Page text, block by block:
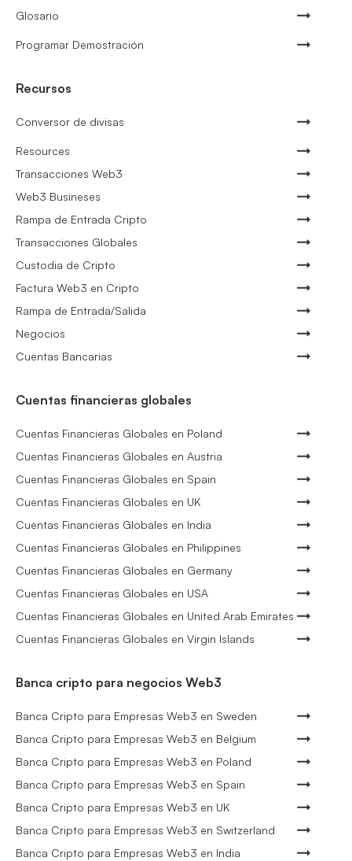
Glosario
Programar Demostración
Recursos
Conversor de divisas
Resources
Transacciones Web3
Web3 Busineses
Rampa de Entrada Cripto
Transacciones Globales
Custodia de Cripto
Factura Web3 en Cripto
Rampa de Entrada/Salida
Negocios
Cuentas Bancarias
Cuentas financieras globales
Cuentas Financieras Globales en Poland
Cuentas Financieras Globales en Austria
Cuentas Financieras Globales en Spain
Cuentas Financieras Globales en UK
Cuentas Financieras Globales en India
Cuentas Financieras Globales en Philippines
Cuentas Financieras Globales en Germany
Cuentas Financieras Globales en USA
Cuentas Financieras Globales en United Arab Emirates
Cuentas Financieras Globales en Virgin Islands
Banca cripto para negocios Web3
Banca Cripto para Empresas Web3 en Sweden
Banca Cripto para Empresas Web3 en Belgium
Banca Cripto para Empresas Web3 en Poland
Banca Cripto para Empresas Web3 en Spain
Banca Cripto para Empresas Web3 en UK
Banca Cripto para Empresas Web3 en Switzerland
Banca Cripto para Empresas Web3 en India